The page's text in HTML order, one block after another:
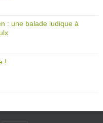
: une balade ludique à
!